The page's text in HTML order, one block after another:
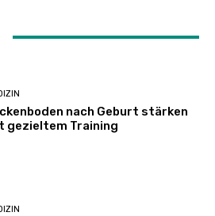
nach Geburt stärken
gezieltem Training